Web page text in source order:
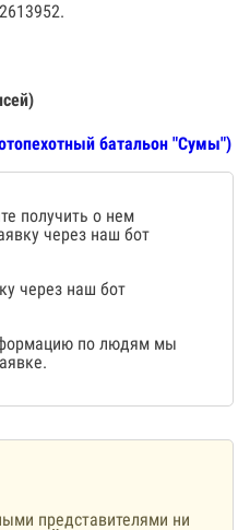
батальон "Сумы")
получить о нем
через наш бот
через наш бот
по людям мы
представителями ни